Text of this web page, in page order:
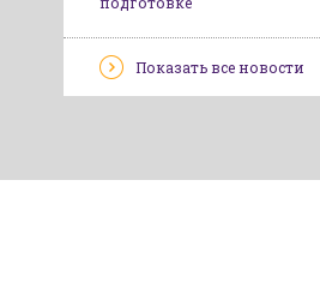
Показать все новости